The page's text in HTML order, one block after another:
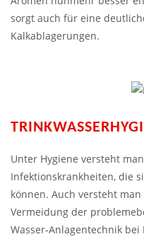
sorgt auch für eine
Kalkablagerungen.
Unter Hygiene versteht
Infektions­krankheiten, die
können. Auch versteht
Vermeidung der
Wasser-Anlagentechnik